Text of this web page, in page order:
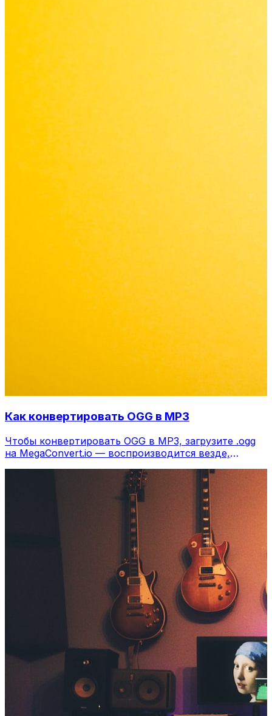
Как конвертировать OGG в MP3
Чтобы конвертировать OGG в MP3, загрузите .ogg
на MegaConvert.io — воспроизводится везде,